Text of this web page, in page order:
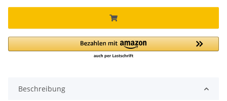
Beschreibung